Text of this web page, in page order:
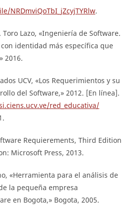
NRDmviQoTbI_jZcyjTYRlw.
Toro Lazo, «Ingeniería de Software.
identidad más específica que
2016.
UCV, «Los Requerimientos y su
del Software,» 2012. [En línea].
red_educativa/
Requierements, Third Edition
Microsoft Press, 2013.
«Herramienta para el análisis de
la pequeña empresa
en Bogota,» Bogota, 2005.